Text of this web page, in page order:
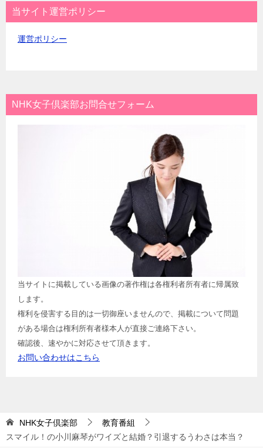
当サイト運営ポリシー
運営ポリシー
NHK女子倶楽部お問合せフォーム
当サイトに掲載している画像の著作権は各権利者所有者に帰属致
します。
権利を侵害する目的は一切御座いませんので、掲載について問題
がある場合は権利所有者様本人が直接ご連絡下さい。
確認後、速やかに対応させて頂きます。
お問い合わせはこちら
NHK女子倶楽部
教育番組
スマイル！の小川麻琴がワイズと結婚？引退するうわさは本当？